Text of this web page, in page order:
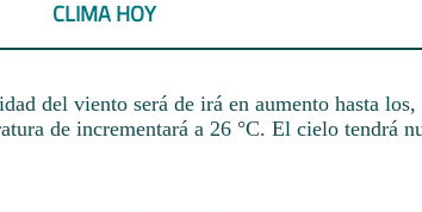
CLIMA HOY
del viento será de irá en aumento hasta los,
de incrementará a 26 °C. El cielo tendrá